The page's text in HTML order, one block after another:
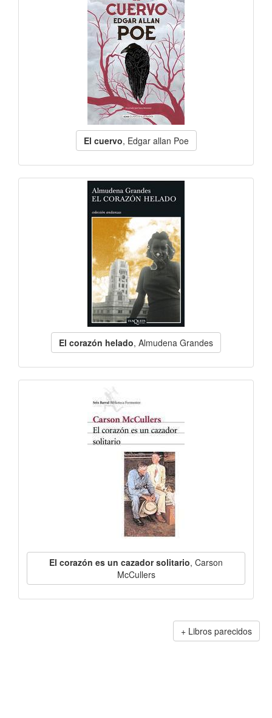
El cuervo, Edgar allan Poe
El corazón helado, Almudena Grandes
El corazón es un cazador solitario, Carson
McCullers
Libros parecidos